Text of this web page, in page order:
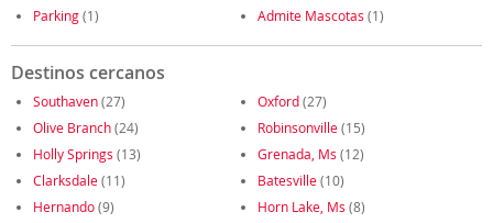
Parking(1) Admite Mascotas (1)
Destinos cercanos
Southaven(27) Oxford(27)
Olive Branch(24) Robinsonville(15)
Holly Springs (13) Grenada, Ms (12)
Clarksdale(11) Batesville(10)
Hernando(9) Horn Lake, Ms (8)